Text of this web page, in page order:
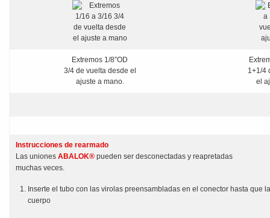
Extremos 1/8”OD
3/4 de vuelta desde el
ajuste a mano.
1+1/4
el
Instrucciones de rearmado
Las uniones ABALOK® pueden ser desconectadas y reapretadas
muchas veces.
Inserte el tubo con las virolas preensambladas en el conector hasta que
cuerpo